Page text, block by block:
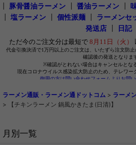
豚骨醤油ラーメン 醤油ラーメン
塩ラーメン 個性派麺 ラーメンセ
発送店
日記
ラーメン通販・ラーメン通ドットコム > ラーメ
>
【チキンラーメン 鍋風かきたま(日清)】
月別一覧